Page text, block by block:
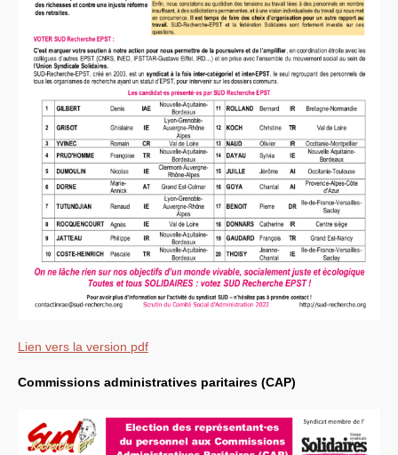
Lien vers la version pdf
Commissions administratives paritaires (CAP)